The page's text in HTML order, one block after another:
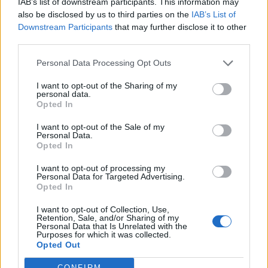
also be disclosed by us to third parties on the IAB’s List of
Downstream Participants that may further disclose it to other
Personal Data Processing Opt Outs
I want to opt-out of the Sharing of my
personal data.
Opted In
I want to opt-out of the Sale of my
Personal Data.
Opted In
I want to opt-out of processing my
Personal Data for Targeted Advertising.
Opted In
I want to opt-out of Collection, Use,
Retention, Sale, and/or Sharing of my
Personal Data that Is Unrelated with the
Purposes for which it was collected.
Opted Out
Lebende Forenlegende
Zitat von Maifee99:↑
gestolpert, und wollte fragen obs hier Pflanzen gibt, die sich
lohnen zu veredeln für den Anfang. Oder wie handhabt ihr das?
Moin, schau mal hier rein
Pflanzenveredelung/Gewächshaus| Seite 40 |
Farmerama DE
Maifee99gefällt dies.